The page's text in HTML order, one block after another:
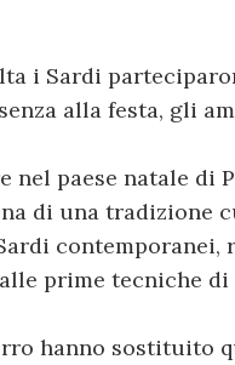
i Sardi
alla festa, gli
nel paese natale di
di una tradizione
contemporanei,
prime tecniche
hanno sostituito